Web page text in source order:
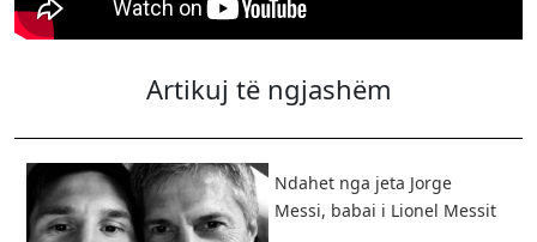
Artikuj të ngjashëm
Ndahet nga jeta Jorge
Messi, babai i Lionel Messit